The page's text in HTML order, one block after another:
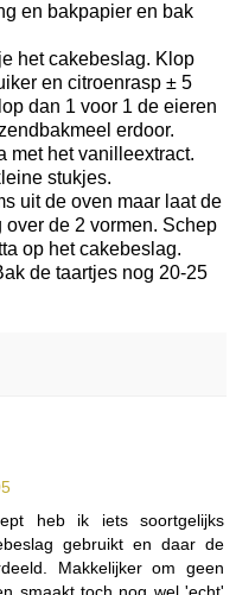
en bakpapier en bak
het cakebeslag. Klop
en citroenrasp ± 5
dan 1 voor 1 de eieren
erdoor.
met het vanilleextract.
stukjes.
uit de oven maar laat de
de 2 vormen. Schep
op het cakebeslag.
de taartjes nog 20-25
heb ik iets soortgelijks
gebruikt en daar de
Makkelijker om geen